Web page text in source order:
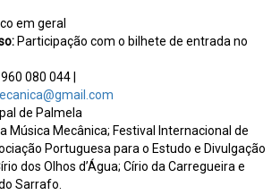
em geral
Participação com o bilhete de entrada no
080 044 |
de Palmela
Música Mecânica; Festival Internacional de
Portuguesa para o Estudo e Divulgação
dos Olhos d’Água; Círio da Carregueira e
Sarrafo.